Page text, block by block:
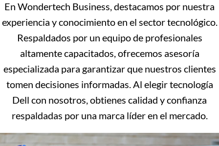
En Wondertech Business, destacamos por nuestra
experiencia y conocimiento en el sector tecnológico.
Respaldados por un equipo de profesionales
altamente capacitados, ofrecemos asesoría
especializada para garantizar que nuestros clientes
tomen decisiones informadas. Al elegir tecnología
Dell con nosotros, obtienes calidad y confianza
respaldadas por una marca líder en el mercado.